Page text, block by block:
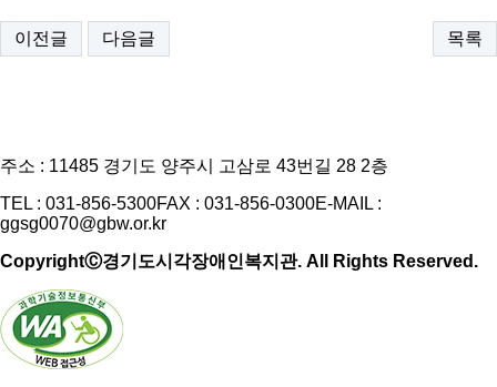
이전글 다음글 목록
주소 : 11485 경기도 양주시 고삼로 43번길 28 2층
TEL : 031-856-5300FAX : 031-856-0300E-MAIL :
ggsg0070@gbw.or.kr
CopyrightⒸ경기도시각장애인복지관. All Rights Reserved.